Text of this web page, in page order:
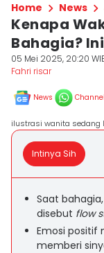
Home News
Kenapa
Bahagia?
05 Mei 2025, 20:20
Fahri risar
News Channel
ilustrasi wanita sedang
Intinya Sih
Saat
disebut flow
Emosi positif
memberi